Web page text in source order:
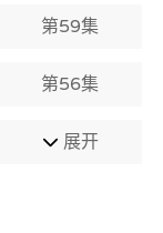
第59集
第56集
展开